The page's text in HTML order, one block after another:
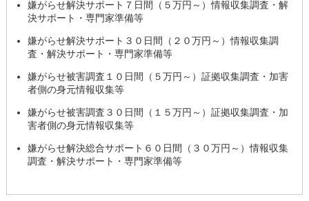
嫌がらせ解決サポート７日間（５万円～）情報収集調査・解
決サポート・専門家準備等
嫌がらせ解決サポート３０日間（２０万円～）情報収集調
査・解決サポート・専門家準備等
嫌がらせ被害調査１０日間（５万円～）証拠収集調査・加害
者側の身元情報収集等
嫌がらせ被害調査３０日間（１５万円～）証拠収集調査・加
害者側の身元情報収集等
嫌がらせ解決総合サポート６０日間（３０万円～）情報収集
調査・解決サポート・専門家準備等